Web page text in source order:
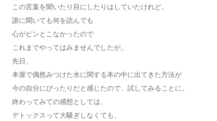
この言葉を聞いたり目にしたりはしていたけれど。
誰に聞いても何を読んでも
心がピンとこなかったので
これまでやってはみませんでしたが。
先日、
本屋で偶然みつけた水に関する本の中に出てきた方法が
今の自分にぴったりだと感じたので、試してみることに。
終わってみての感想としては、
デトックスって大騒ぎしなくても、